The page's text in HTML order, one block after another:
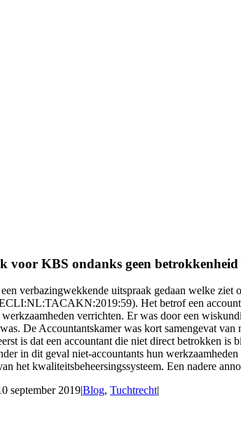
voor KBS ondanks geen
verbazingwekkende uitspraak gedaan welke
Het betrof een
verrichten. Er was door een
De Accountantskamer was kort samengevat
is dat een accountant die niet direct betrokken
in dit geval niet-accountants hun
het kwaliteitsbeheersingssysteem. Een nadere
september 2019|Blog, Tuchtrecht|